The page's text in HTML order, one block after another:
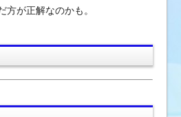
方が正解なのかも。